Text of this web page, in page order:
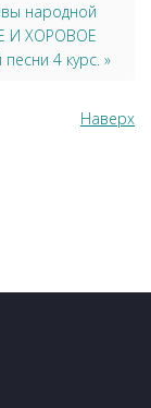
народной
И ХОРОВОЕ
4 курс. »
Наверх